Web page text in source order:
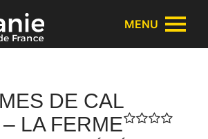
des cookies
MENU
DE CAL
LA FERME